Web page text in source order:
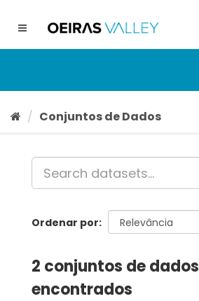
conteúdo
Toggle
Conjuntos de Dados
Ordenar por
2 conjuntos de dados
encontrados